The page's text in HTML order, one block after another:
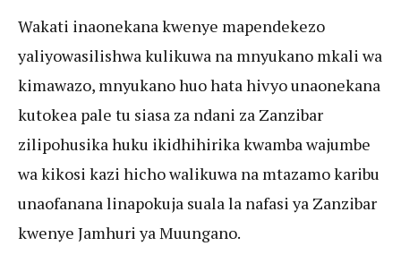
Wakati inaonekana kwenye mapendekezo
yaliyowasilishwa kulikuwa na mnyukano mkali wa
kimawazo, mnyukano huo hata hivyo unaonekana
kutokea pale tu siasa za ndani za Zanzibar
zilipohusika huku ikidhihirika kwamba wajumbe
wa kikosi kazi hicho walikuwa na mtazamo karibu
unaofanana linapokuja suala la nafasi ya Zanzibar
kwenye Jamhuri ya Muungano.